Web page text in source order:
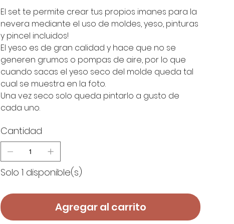
El set te permite crear tus propios imanes para la
nevera mediante el uso de moldes, yeso, pinturas
y pincel incluidos!
El yeso es de gran calidad y hace que no se
generen grumos o pompas de aire, por lo que
cuando sacas el yeso seco del molde queda tal
cual se muestra en la foto.
Una vez seco solo queda pintarlo a gusto de
cada uno.
Cantidad
Solo 1 disponible(s)
Agregar al carrito